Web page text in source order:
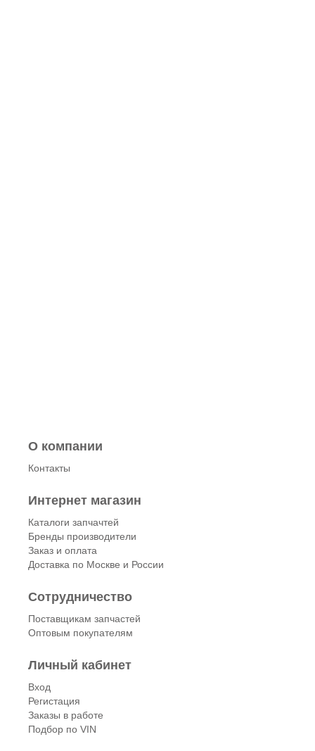
О компании
Контакты
Интернет магазин
Каталоги запчачтей
Бренды производители
Заказ и оплата
Доставка по Москве и России
Сотрудничество
Поставщикам запчастей
Оптовым покупателям
Личный кабинет
Вход
Регистация
Заказы в работе
Подбор по VIN